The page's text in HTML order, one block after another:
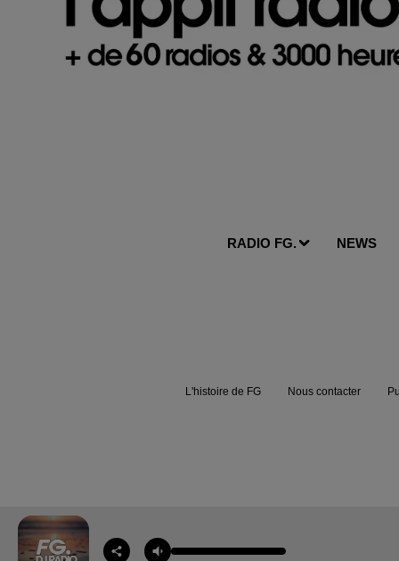
RADIO FG. NEWS
L'histoire de FG Nous contacter